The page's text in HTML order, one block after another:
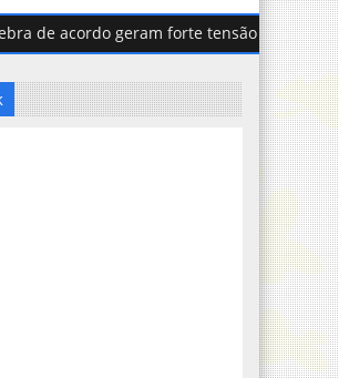
acordo geram forte tensão na Câmara de